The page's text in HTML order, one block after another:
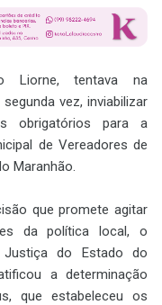
Liorne, tentava na
vez, inviabilizar
obrigatórios para a
de Vereadores de
Maranhão.
que promete agitar
da política local, o
Justiça do Estado do
a determinação
que estabeleceu os